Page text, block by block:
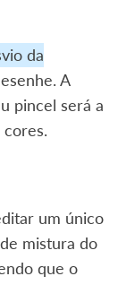
da
A
pincel será a
um único
mistura do
que o